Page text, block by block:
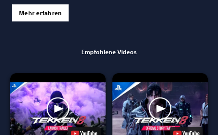
Mehr erfahren
Empfohlene Videos